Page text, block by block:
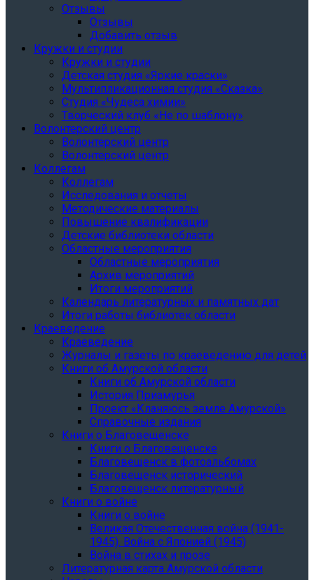
Отзывы
Отзывы
Добавить отзыв
Кружки и студии
Кружки и студии
Детская студия «Яркие краски»
Мультипликационная студия «Сказка»
Студия «Чудеса химии»
Творческий клуб «Не по шаблону»
Волонтерский центр
Волонтерский центр
Волонтерский центр
Коллегам
Коллегам
Исследования и отчеты
Методические материалы
Повышение квалификации
Детские библиотеки области
Областные мероприятия
Областные мероприятия
Архив мероприятий
Итоги мероприятий
Календарь литературных и памятных дат
Итоги работы библиотек области
Краеведение
Краеведение
Журналы и газеты по краеведению для детей
Книги об Амурской области
Книги об Амурской области
История Приамурья
Проект «Кланяюсь земле Амурской»
Справочные издания
Книги о Благовещенске
Книги о Благовещенске
Благовещенск в фотоальбомах
Благовещенск исторический
Благовещенск литературный
Книги о войне
Книги о войне
Великая Отечественная война (1941-
1945). Война с Японией (1945)
Война в стихах и прозе
Литературная карта Амурской области